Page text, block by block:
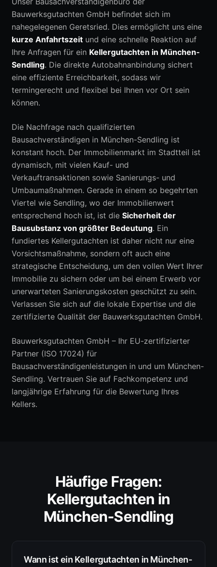
Bauwerksgutachten GmbH befindet sich im
nahegelegenen Geretsried. Dies ermöglicht uns eine
kurze Anfahrtszeit und eine schnelle Reaktion auf
Ihre Anfragen für ein Kellergutachten in München-
Sendling. Die direkte Autobahnanbindung sichert
eine effiziente Erreichbarkeit, sodass wir
termingerecht und flexibel bei Ihnen vor Ort sein
können.
Die Nachfrage nach qualifizierten
Bausachverständigen in München-Sendling ist
konstant hoch. Der Immobilienmarkt im Stadtteil ist
dynamisch, mit vielen Kauf- und
Verkauftransaktionen sowie Sanierungs- und
Umbaumaßnahmen. Gerade in einem so begehrten
Viertel wie Sendling, wo der Immobilienwert
entsprechend hoch ist, ist die Sicherheit der
Bausubstanz von größter Bedeutung. Ein
fundiertes Kellergutachten ist daher nicht nur eine
Vorsichtsmaßnahme, sondern oft auch eine
strategische Entscheidung, um den vollen Wert Ihrer
Immobilie zu sichern oder um bei einem Erwerb vor
unerwarteten Sanierungskosten geschützt zu sein.
Verlassen Sie sich auf die lokale Expertise und die
zertifizierte Qualität der Bauwerksgutachten GmbH.
Bauwerksgutachten GmbH – Ihr EU-zertifizierter
Partner (ISO 17024) für
Bausachverständigenleistungen in und um München-
Sendling. Vertrauen Sie auf Fachkompetenz und
langjährige Erfahrung für die Bewertung Ihres
Kellers.
Häufige Fragen:
Kellergutachten in
München-Sendling
Wann ist ein Kellergutachten in München-